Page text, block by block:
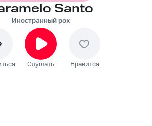
Santo
Иностранный рок
Слушать Нравится